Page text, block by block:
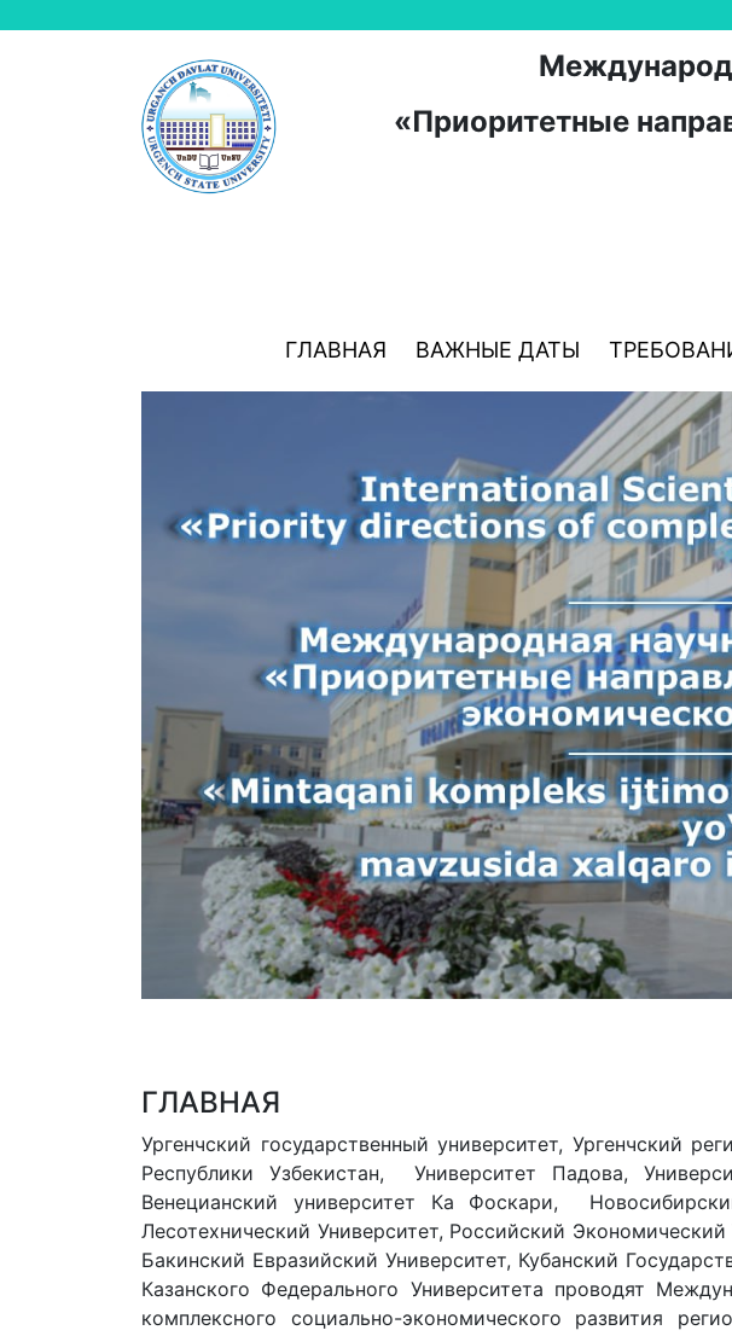
«Приоритетные
ГЛАВНАЯ ВАЖНЫЕ ДАТЫ
ГЛАВНАЯ
Ургенчский государственный университет, Ургенчский
Республики Узбекистан, Университет Падова,
Венецианский университет Ка Фоскари,
Лесотехнический Университет, Российский
Бакинский Евразийский Университет, Кубанский
Казанского Федерального Университета проводят
комплексного социально-экономического развития